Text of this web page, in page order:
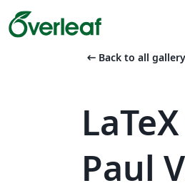
arrow_left_alt Back to all
Paul